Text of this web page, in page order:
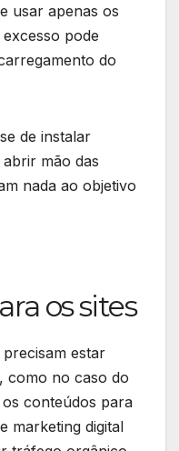
usar apenas os
pode
do
de instalar
mão das
nada ao objetivo
os sites
estar
como no caso do
conteúdos para
marketing digital